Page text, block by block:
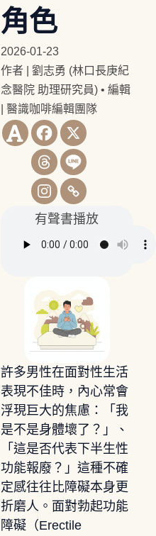
角色
2026-01-23
作者 | 劉志勇 (林口長庚紀
念醫院 助理研究員)• 編輯
| 醫識咖啡編輯團隊
有聲書播放
許多男性在面對性生活
表現不佳時，內心常會
浮現巨大的焦慮：「我
是不是身體壞了？」、
「這是否代表下半生性
功能報廢？」這種不確
定感往往比障礙本身更
折磨人。面對勃起功能
障礙（Erectile